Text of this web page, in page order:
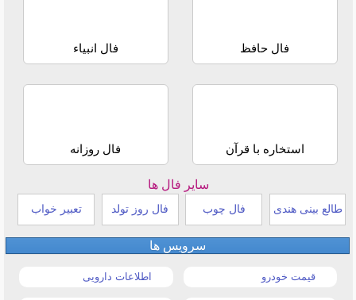
فال حافظ فال انبیاء
استخاره با قرآن فال روزانه
سایر فال ها
طالع بینی هندی فال چوب فال روز تولد تعبیر خواب
سرویس ها
قیمت خودرو اطلاعات دارویی